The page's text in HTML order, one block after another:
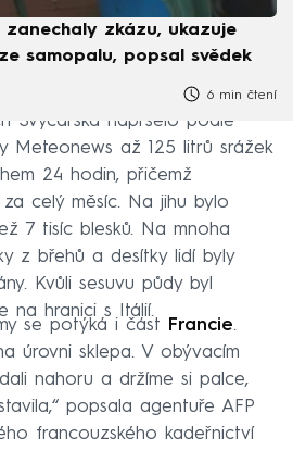
zkázu, ukazuje
samopalu, popsal svědek
6 min čtení
Švýcarska napršelo podle
Meteonews až 125 litrů srážek
24 hodin, přičemž
celý měsíc. Na jihu bylo
7 tisíc blesků. Na mnoha
z břehů a desítky lidí byly
Kvůli sesuvu půdy byl
na hranici s Itálií.
se potýká i část Francie.
úrovni sklepa. V obývacím
nahoru a držíme si palce,
popsala agentuře AFP
francouzského kadeřnictví